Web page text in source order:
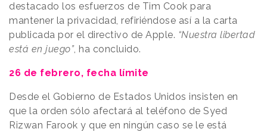
destacado los esfuerzos de Tim Cook para
mantener la privacidad, refiriéndose así a la carta
publicada por el directivo de Apple. “Nuestra libertad
está en juego”, ha concluido.
26 de febrero, fecha límite
Desde el Gobierno de Estados Unidos insisten en
que la orden sólo afectará al teléfono de Syed
Rizwan Farook y que en ningún caso se le está